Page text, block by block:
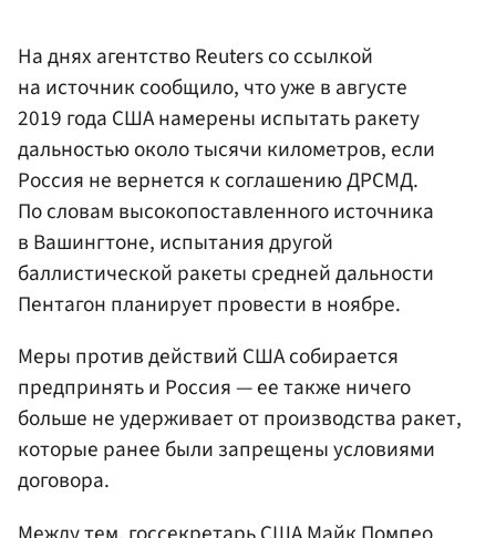
На днях агентство Reuters со ссылкой
на источник сообщило, что уже в августе
2019 года США намерены испытать ракету
дальностью около тысячи километров, если
Россия не вернется к соглашению ДРСМД.
По словам высокопоставленного источника
в Вашингтоне, испытания другой
баллистической ракеты средней дальности
Пентагон планирует провести в ноябре.
Меры против действий США собирается
предпринять и Россия — ее также ничего
больше не удерживает от производства ракет,
которые ранее были запрещены условиями
договора.